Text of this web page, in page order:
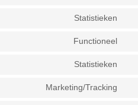
Statistieken
Functioneel
Statistieken
Marketing/Tracking